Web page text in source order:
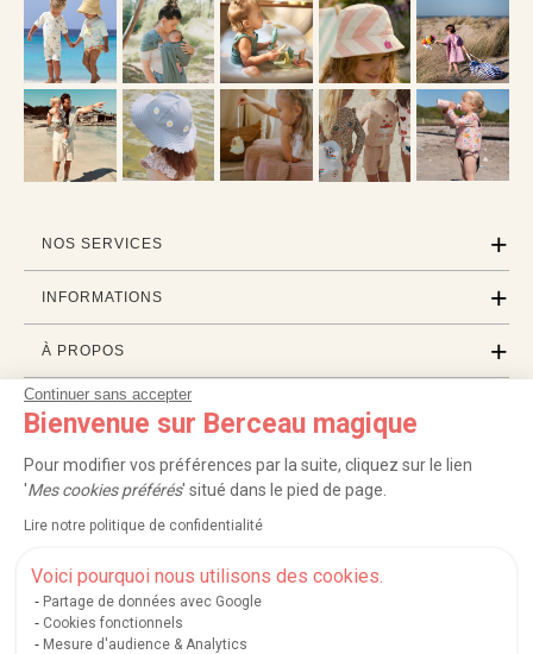
Continuer sans accepter
Bienvenue sur Berceau magique
Pour modifier vos préférences par la suite, cliquez sur le lien
'Mes cookies préférés' situé dans le pied de page.
Lire notre politique de confidentialité
Voici pourquoi nous utilisons des cookies.
Partage de données avec Google
Cookies fonctionnels
Mesure d'audience & Analytics
NOS SERVICES
INFORMATIONS
À PROPOS
PROFESSIONNELS
LISTES CADEAUX
Service après-vente| FAQ |Rappels de produits|Protection des données
Mentions légales et crédits Conditions générales de ventes
Nos moyens de paiement sécurisés